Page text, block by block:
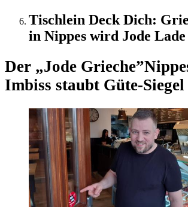
Tischlein Deck Dich:
in Nippes wird Jode Lade
Der „Jode Grieche”
Imbiss staubt Güte-Siegel